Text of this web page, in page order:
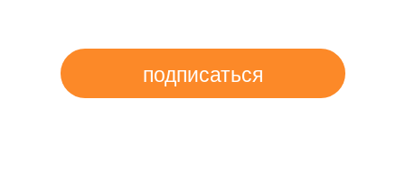
подписаться